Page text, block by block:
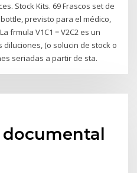
Stock Kits. 69 Frascos set de
previsto para el médico,
frmula V1C1 = V2C2 es un
(o solucin de stock o
seriadas a partir de sta.